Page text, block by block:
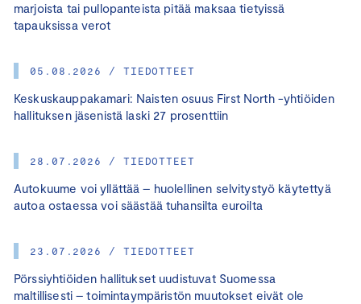
marjoista tai pullopanteista pitää maksaa tietyissä
tapauksissa verot
05.08.2026 / TIEDOTTEET
Keskuskauppakamari: Naisten osuus First North -yhtiöiden
hallituksen jäsenistä laski 27 prosenttiin
28.07.2026 / TIEDOTTEET
Autokuume voi yllättää – huolellinen selvitystyö käytettyä
autoa ostaessa voi säästää tuhansilta euroilta
23.07.2026 / TIEDOTTEET
Pörssiyhtiöiden hallitukset uudistuvat Suomessa
maltillisesti – toimintaympäristön muutokset eivät ole